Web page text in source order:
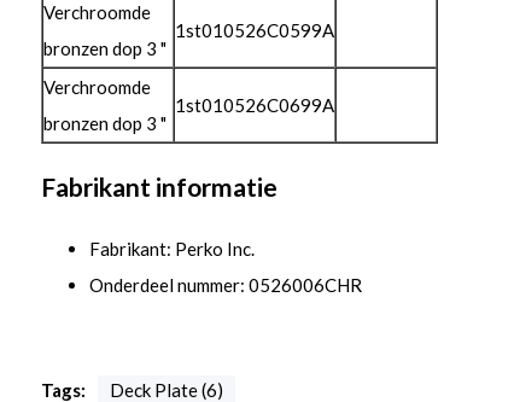
Verchroomde
bronzen dop 3 "
1st010526C0599A
Verchroomde
bronzen dop 3 "
1st010526C0699A
Fabrikant informatie
Fabrikant: Perko Inc.
Onderdeel nummer: 0526006CHR
Tags: Deck Plate (6)